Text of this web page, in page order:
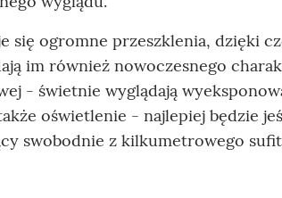
się ogromne przeszklenia, dzięki
im również nowoczesnego
- świetnie wyglądają
oświetlenie - najlepiej będzie
swobodnie z kilkumetrowego